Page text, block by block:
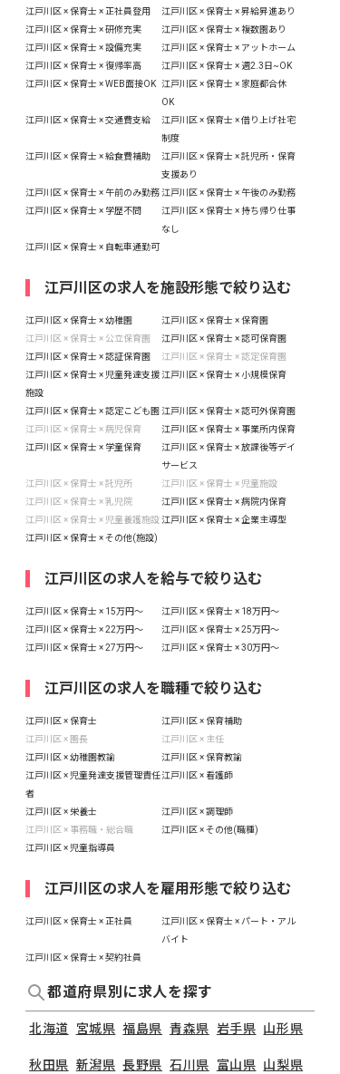
江戸川区 × 保育士 × 正社員登用
江戸川区 × 保育士 × 昇給昇進あり
江戸川区 × 保育士 × 研修充実
江戸川区 × 保育士 × 複数園あり
江戸川区 × 保育士 × 設備充実
江戸川区 × 保育士 × アットホーム
江戸川区 × 保育士 × 復帰率高
江戸川区 × 保育士 × 週2.3日~OK
江戸川区 × 保育士 × WEB面接OK 江戸川区 × 保育士 × 家庭都合休
OK
江戸川区 × 保育士 × 交通費支給
江戸川区 × 保育士 × 借り上げ社宅
制度
江戸川区 × 保育士 × 給食費補助
江戸川区 × 保育士 × 託児所・保育
支援あり
江戸川区 × 保育士 × 午前のみ勤務江戸川区 × 保育士 × 午後のみ勤務
江戸川区 × 保育士 × 学歴不問
江戸川区 × 保育士 × 持ち帰り仕事
なし
江戸川区 × 保育士 × 自転車通勤可
江戸川区の求人を施設形態で絞り込む
江戸川区 × 保育士 × 幼稚園
江戸川区 × 保育士 × 保育園
江戸川区 × 保育士 × 公立保育園
江戸川区 × 保育士 × 認可保育園
江戸川区 × 保育士 × 認証保育園
江戸川区 × 保育士 × 認定保育園
江戸川区 × 保育士 × 児童発達支援
施設
江戸川区 × 保育士 × 小規模保育
江戸川区 × 保育士 × 認定こども園 江戸川区 × 保育士 × 認可外保育園
江戸川区 × 保育士 × 病児保育
江戸川区 × 保育士 × 事業所内保育
江戸川区 × 保育士 × 学童保育
江戸川区 × 保育士 × 放課後等デイ
サービス
江戸川区 × 保育士 × 託児所
江戸川区 × 保育士 × 児童施設
江戸川区 × 保育士 × 乳児院
江戸川区 × 保育士 × 病院内保育
江戸川区 × 保育士 × 児童養護施設江戸川区 × 保育士 × 企業主導型
江戸川区 × 保育士 × その他(施設)
江戸川区の求人を給与で絞り込む
江戸川区 × 保育士 × 15万円〜
江戸川区 × 保育士 × 18万円〜
江戸川区 × 保育士 × 22万円〜
江戸川区 × 保育士 × 25万円〜
江戸川区 × 保育士 × 27万円〜
江戸川区 × 保育士 × 30万円〜
江戸川区の求人を職種で絞り込む
江戸川区 × 保育士
江戸川区 × 保育補助
江戸川区 × 園長
江戸川区 × 主任
江戸川区 × 幼稚園教諭
江戸川区 × 保育教諭
江戸川区 × 児童発達支援管理責任
者
江戸川区 × 看護師
江戸川区 × 栄養士
江戸川区 × 調理師
江戸川区 × 事務職・総合職
江戸川区 × その他(職種)
江戸川区 × 児童指導員
江戸川区の求人を雇用形態で絞り込む
江戸川区 × 保育士 × 正社員
江戸川区 × 保育士 × パート・アル
バイト
江戸川区 × 保育士 × 契約社員
都道府県別に求人を探す
北海道 宮城県 福島県 青森県 岩手県 山形県
秋田県 新潟県 長野県 石川県 富山県 山梨県